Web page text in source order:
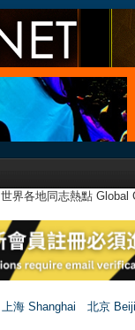
世界各地同志熱點
上海 Shanghai
北京